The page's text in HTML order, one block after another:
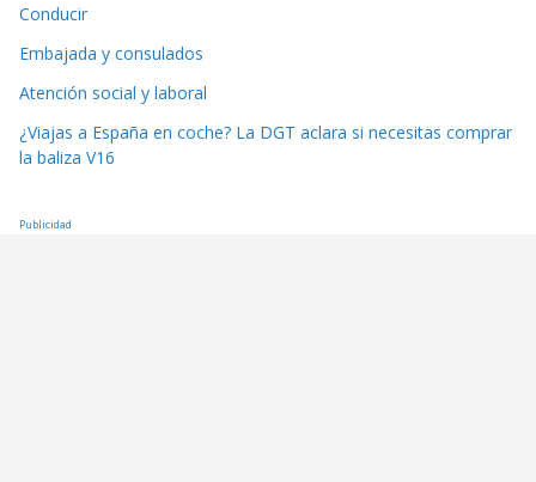
Conducir
Embajada y consulados
Atención social y laboral
¿Viajas a España en coche? La DGT aclara si necesitas comprar
la baliza V16
Publicidad